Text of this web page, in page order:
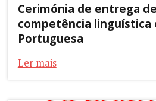
Cerimónia de entrega
competência linguística
Portuguesa
Ler mais